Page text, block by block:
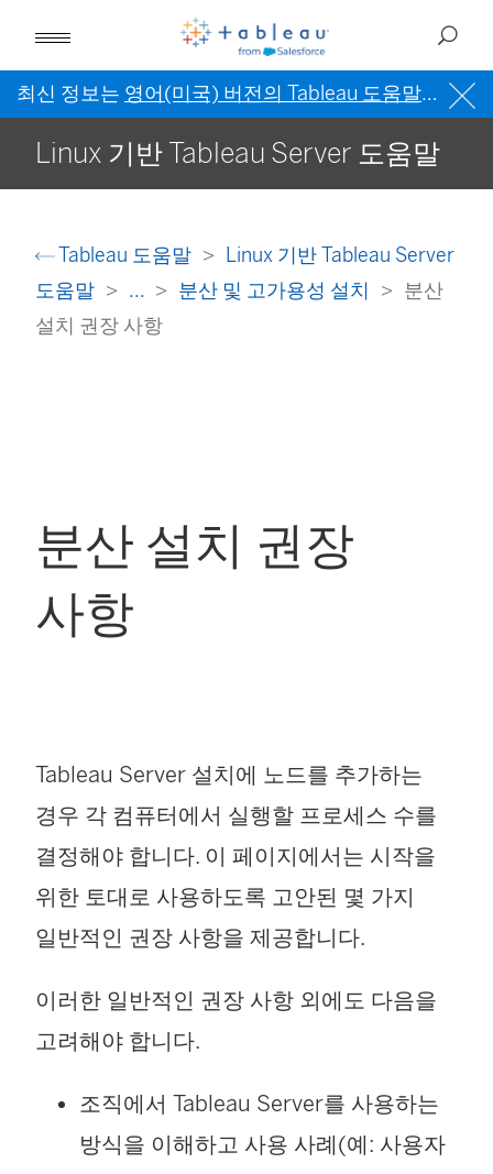
최신 정보는 영어(미국) 버전의 Tableau 도움말을 참조
Linux 기반 Tableau Server 도움말
Tableau 도움말
Linux 기반 Tableau Server
도움말
... 분산 및 고가용성 설치
분산
설치 권장 사항
분산 설치 권장
사항
Tableau Server 설치에 노드를 추가하는
경우 각 컴퓨터에서 실행할 프로세스 수를
결정해야 합니다. 이 페이지에서는 시작을
위한 토대로 사용하도록 고안된 몇 가지
일반적인 권장 사항을 제공합니다.
이러한 일반적인 권장 사항 외에도 다음을
고려해야 합니다.
조직에서 Tableau Server를 사용하는
방식을 이해하고 사용 사례(예: 사용자